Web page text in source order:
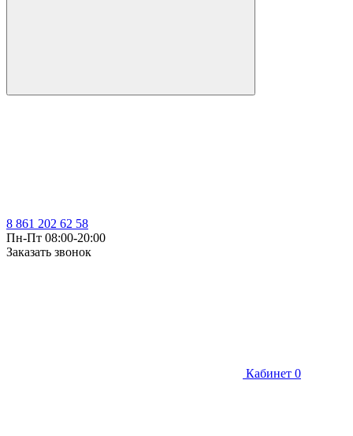
8 861 202 62 58
Пн-Пт 08:00-20:00
Заказать звонок
Кабинет 0